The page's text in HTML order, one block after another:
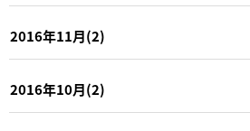
2016年11月(2)
2016年10月(2)